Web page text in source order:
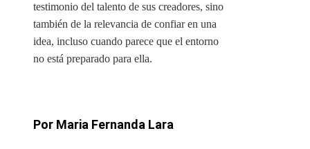
testimonio del talento de sus creadores, sino
también de la relevancia de confiar en una
idea, incluso cuando parece que el entorno
no está preparado para ella.
Por Maria Fernanda Lara